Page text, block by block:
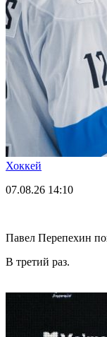
Хоккей
07.08.26 14:10
Павел Перепехин
В третий раз.